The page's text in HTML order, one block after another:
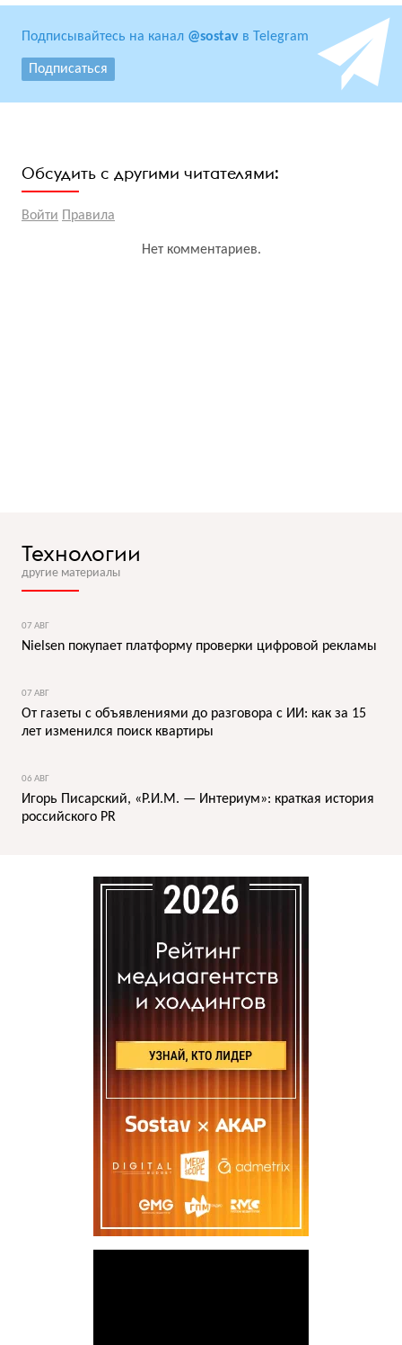
Подписывайтесь на канал @sostav в Telegram
Подписаться
Обсудить с другими читателями:
Войти Правила
Нет комментариев.
Технологии
другие материалы
07 АВГ
Nielsen покупает платформу проверки цифровой рекламы
07 АВГ
От газеты с объявлениями до разговора с ИИ: как за 15
лет изменился поиск квартиры
06 АВГ
Игорь Писарский, «Р.И.М. — Интериум»: краткая история
российского PR